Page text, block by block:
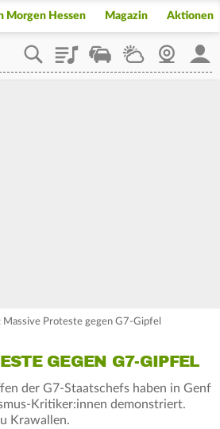
Morgen Hessen Magazin Aktionen
PlaylistStaupilotWetterWebcam
Massive Proteste gegen G7-Gipfel
GEGEN G7-GIPFEL
der G7-Staatschefs haben in Genf
Kritiker:innen demonstriert.
Krawallen.